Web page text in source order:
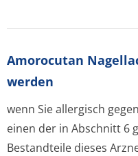
Amorocutan
werden
wenn Sie allergisch
einen der in Abschnitt 6
Bestandteile dieses